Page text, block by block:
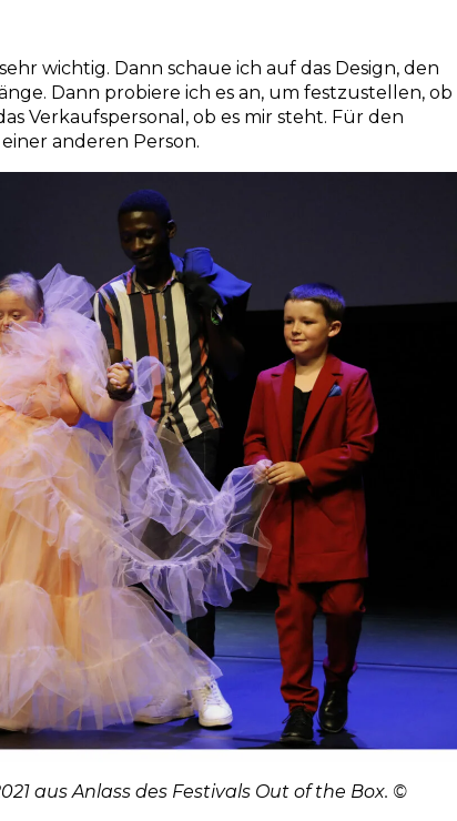
wichtig. Dann schaue ich auf das Design, den
Dann probiere ich es an, um festzustellen, ob
Verkaufspersonal, ob es mir steht. Für den
anderen Person.
aus Anlass des Festivals Out of the Box. ©